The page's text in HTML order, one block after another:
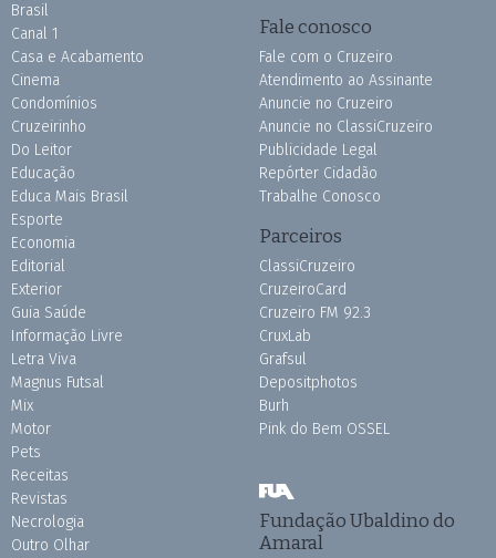
Brasil
Canal 1
Casa e Acabamento
Cinema
Condomínios
Cruzeirinho
Do Leitor
Educação
Educa Mais Brasil
Esporte
Economia
Editorial
Exterior
Guia Saúde
Informação Livre
Letra Viva
Magnus Futsal
Mix
Motor
Pets
Receitas
Revistas
Necrologia
Outro Olhar
Fale conosco
Fale com o Cruzeiro
Atendimento ao Assinante
Anuncie no Cruzeiro
Anuncie no ClassiCruzeiro
Publicidade Legal
Repórter Cidadão
Trabalhe Conosco
Parceiros
ClassiCruzeiro
CruzeiroCard
Cruzeiro FM 92.3
CruxLab
Grafsul
Depositphotos
Burh
Pink do Bem OSSEL
Fundação Ubaldino do
Amaral